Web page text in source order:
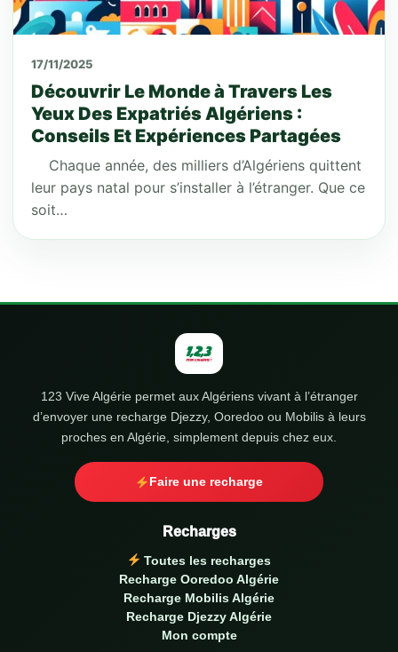
17/11/2025
Découvrir Le Monde à Travers Les
Yeux Des Expatriés Algériens :
Conseils Et Expériences Partagées
Chaque année, des milliers d’Algériens quittent
leur pays natal pour s’installer à l’étranger. Que ce
soit…
123 Vive Algérie permet aux Algériens vivant à l’étranger
d’envoyer une recharge Djezzy, Ooredoo ou Mobilis à leurs
proches en Algérie, simplement depuis chez eux.
Faire une recharge
Recharges
Toutes les recharges
Recharge Ooredoo Algérie
Recharge Mobilis Algérie
Recharge Djezzy Algérie
Mon compte